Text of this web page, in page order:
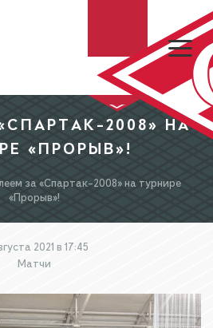
ХК «СПАРТАК»
«СПАРТАК»
МАГАЗИН
2008» НА
«ПРОРЫВ»!
за «Спартак-2008» на турнире
«Прорыв»!
2021 в 17:45
Матчи